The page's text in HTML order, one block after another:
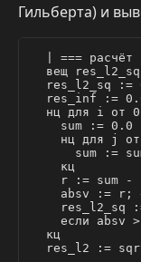
Гильберта) и
| === расчёт
вещ
res_l2_sq :=
res_inf :=
нц для i от
    sum := 0.0
нц для j
sum :=
    кц
r := sum -
absv := r;
res_l2_sq
если absv
  кц
res_l2 :=